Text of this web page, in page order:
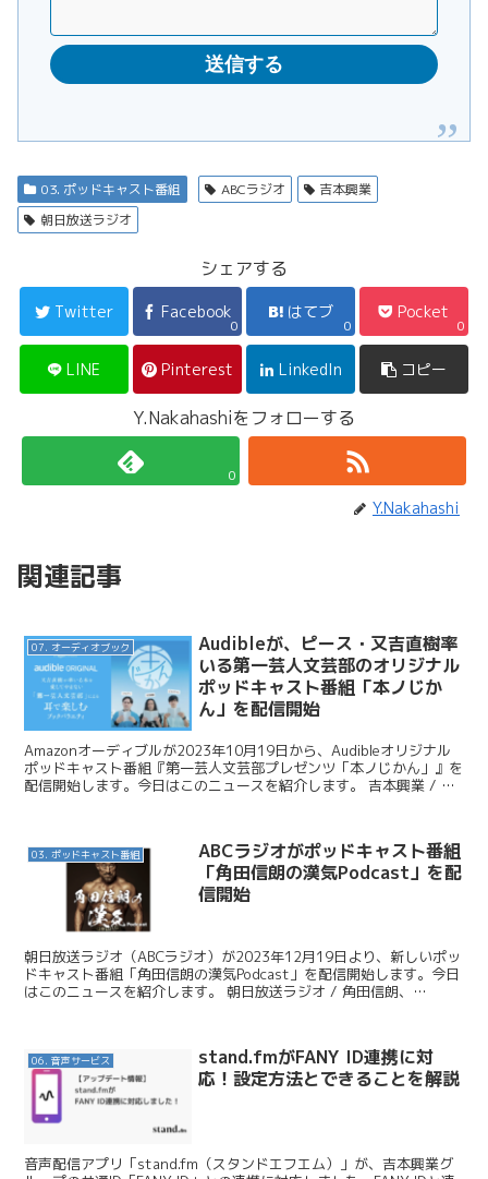
03. ポッドキャスト番組 ABCラジオ
吉本興業
朝日放送ラジオ
シェアする
Twitter Facebook
0
はてブ
0
Pocket
0
LINE Pinterest LinkedIn コピー
Y.Nakahashiをフォローする
0
Y.Nakahashi
関連記事
07. オーディオブック
Audibleが、ピース・又吉直樹率
いる第一芸人文芸部のオリジナル
ポッドキャスト番組「本ノじか
ん」を配信開始
Amazonオーディブルが2023年10月19日から、Audibleオリジナル
ポッドキャスト番組『第一芸人文芸部プレゼンツ「本ノじかん」』を
配信開始します。今日はこのニュースを紹介します。 吉本興業 / ピ
03. ポッドキャスト番組
ABCラジオがポッドキャスト番組
「角田信朗の漢気Podcast」を配
信開始
朝日放送ラジオ（ABCラジオ）が2023年12月19日より、新しいポッ
ドキャスト番組「角田信朗の漢気Podcast」を配信開始します。今日
はこのニュースを紹介します。 朝日放送ラジオ / 角田信朗、
06. 音声サービス
stand.fmがFANY ID連携に対
応！設定方法とできることを解説
音声配信アプリ「stand.fm（スタンドエフエム）」が、吉本興業グ